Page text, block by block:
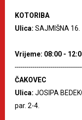
KOTORIBA
Ulica: SAJMIŠNA 16.
Vrijeme: 08:00 -
ČAKOVEC
Ulica: JOSIPA
par. 2-4.